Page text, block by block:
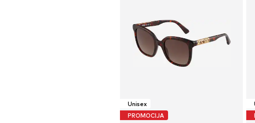
Unisex
PROMOCIJA